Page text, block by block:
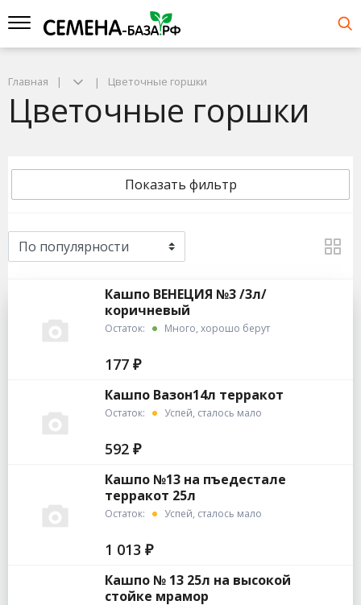
Главная Цветочные горшки
Цветочные горшки
Показать фильтр
Кашпо ВЕНЕЦИЯ №3 /3л/
коричневый
Остаток: Много, хорошо берут
177 ₽
Кашпо Вазон14л терракот
Остаток: Успей, сталось мало
592 ₽
Кашпо №13 на пъедестале
терракот 25л
Остаток: Успей, сталось мало
1 013 ₽
Кашпо № 13 25л на высокой
стойке мрамор